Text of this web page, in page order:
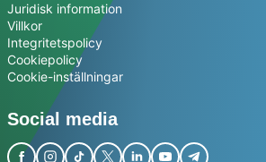
Juridisk information
Villkor
Integritetspolicy
Cookiepolicy
Cookie-inställningar
Social media